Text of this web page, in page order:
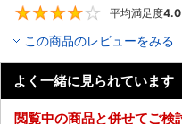
平均満足度4.0
この商品のレビューをみる
よく一緒に見られています
閲覧中の商品と併せてご検